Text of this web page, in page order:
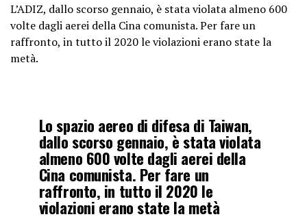
L’ADIZ, dallo scorso gennaio, è stata violata almeno 600
volte dagli aerei della Cina comunista. Per fare un
raffronto, in tutto il 2020 le violazioni erano state la
metà.
Lo spazio aereo di difesa di Taiwan,
dallo scorso gennaio, è stata violata
almeno 600 volte dagli aerei della
Cina comunista. Per fare un
raffronto, in tutto il 2020 le
violazioni erano state la metà